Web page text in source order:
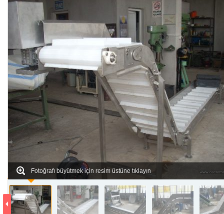
Fotoğrafı büyütmek için resim üstüne tıklayın